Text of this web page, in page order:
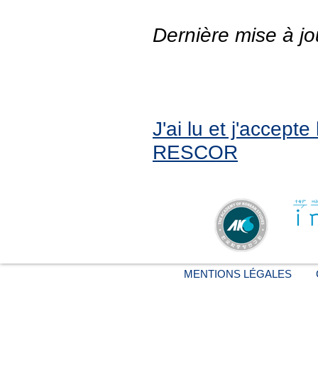
Dernière mise à
J'ai lu et
RESCOR
MENTIONS LÉGALES